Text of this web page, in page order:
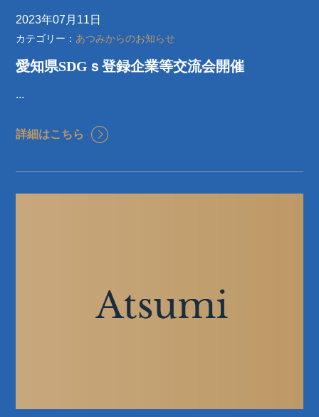
2023年07月11日
カテゴリー： あつみからのお知らせ
愛知県SDGｓ登録企業等交流会開催
...
詳細はこちら